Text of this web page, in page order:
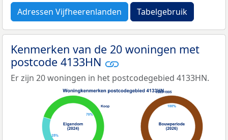
Adressen Vijfheerenlanden Tabelgebruik
Kenmerken van de 20 woningen met
postcode 4133HN
Er zijn 20 woningen in het postcodegebied 4133HN.